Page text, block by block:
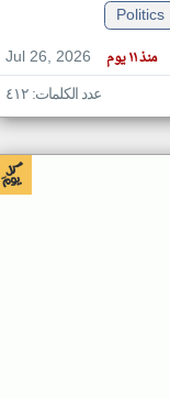
Politics
Jul 26, 2026
منذ ١١ يوم
عدد الكلمات: ٤١٢